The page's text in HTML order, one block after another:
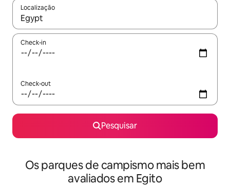
Localização
Quando os resultados estiverem disponíveis, navegue com
Check-in
Check-out
Pesquisar
Os parques de campismo mais bem
avaliados em Egito